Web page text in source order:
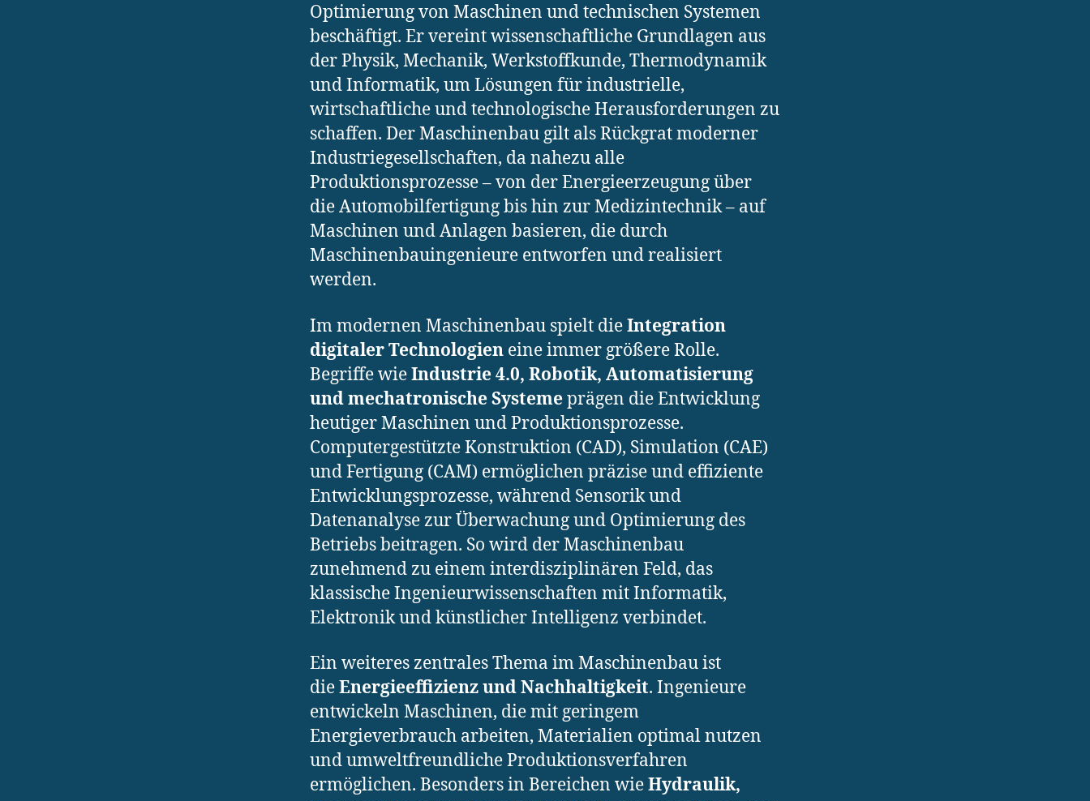
Optimierung von Maschinen und technischen Systemen
beschäftigt. Er vereint wissenschaftliche Grundlagen aus
der Physik, Mechanik, Werkstoffkunde, Thermodynamik
und Informatik, um Lösungen für industrielle,
wirtschaftliche und technologische Herausforderungen zu
schaffen. Der Maschinenbau gilt als Rückgrat moderner
Industriegesellschaften, da nahezu alle
Produktionsprozesse – von der Energieerzeugung über
die Automobilfertigung bis hin zur Medizintechnik – auf
Maschinen und Anlagen basieren, die durch
Maschinenbauingenieure entworfen und realisiert
werden.
Im modernen Maschinenbau spielt dieIntegration
digitaler Technologien eine immer größere Rolle.
Begriffe wieIndustrie 4.0, Robotik, Automatisierung
und mechatronische Systemeprägen die Entwicklung
heutiger Maschinen und Produktionsprozesse.
Computergestützte Konstruktion (CAD), Simulation (CAE)
und Fertigung (CAM) ermöglichen präzise und effiziente
Entwicklungsprozesse, während Sensorik und
Datenanalyse zur Überwachung und Optimierung des
Betriebs beitragen. So wird der Maschinenbau
zunehmend zu einem interdisziplinären Feld, das
klassische Ingenieurwissenschaften mit Informatik,
Elektronik und künstlicher Intelligenz verbindet.
Ein weiteres zentrales Thema im Maschinenbau ist
dieEnergieeffizienz und Nachhaltigkeit. Ingenieure
entwickeln Maschinen, die mit geringem
Energieverbrauch arbeiten, Materialien optimal nutzen
und umweltfreundliche Produktionsverfahren
ermöglichen. Besonders in Bereichen wieHydraulik,